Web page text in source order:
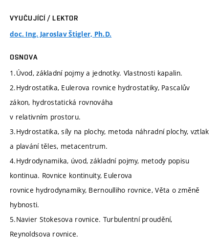
VYUČUJÍCÍ / LEKTOR
doc. Ing. Jaroslav Štigler, Ph.D.
OSNOVA
1.Úvod, základní pojmy a jednotky. Vlastnosti kapalin.
2.Hydrostatika, Eulerova rovnice hydrostatiky, Pascalův
zákon, hydrostatická rovnováha
v relativním prostoru.
3.Hydrostatika, síly na plochy, metoda náhradní plochy, vztlak
a plavání těles, metacentrum.
4.Hydrodynamika, úvod, základní pojmy, metody popisu
kontinua. Rovnice kontinuity, Eulerova
rovnice hydrodynamiky, Bernoulliho rovnice, Věta o změně
hybnosti.
5.Navier Stokesova rovnice. Turbulentní proudění,
Reynoldsova rovnice.